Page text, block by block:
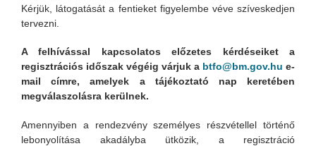
Kérjük, látogatását a fentieket figyelembe véve szíveskedjen
tervezni.
A felhívással kapcsolatos előzetes kérdéseiket a
regisztrációs időszak végéig várjuk a btfo@bm.gov.hu e-
mail címre, amelyek a tájékoztató nap keretében
megválaszolásra kerülnek.
Amennyiben a rendezvény személyes részvétellel történő
lebonyolítása akadályba ütközik, a regisztráció